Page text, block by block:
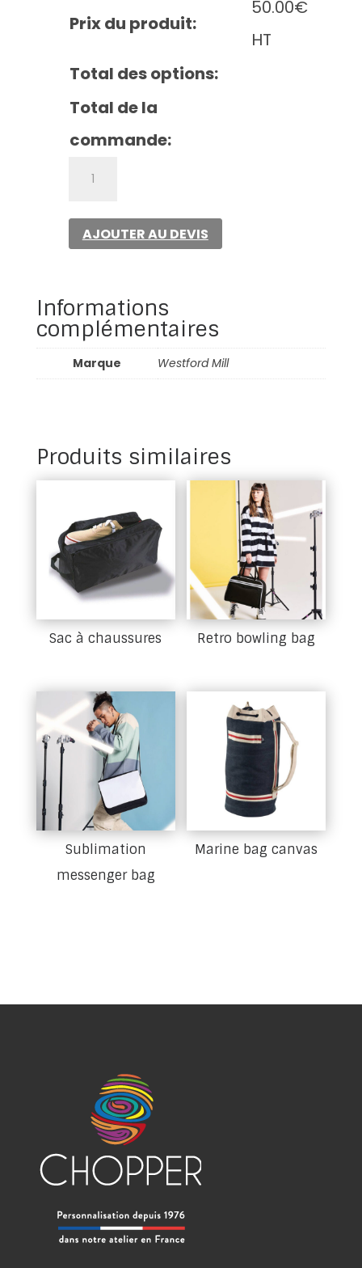
Prix du produit:
50.00€
HT
Total des options:
Total de la
commande:
cotton
miniAJOUTER AU DEVIS
Informations
complémentaires
Marque Westford Mill
Produits similaires
Sac à chaussures Retro bowling bag
Sublimation
messenger bag
Marine bag canvas